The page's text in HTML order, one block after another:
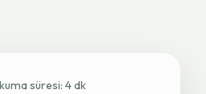
süresi: 4 dk